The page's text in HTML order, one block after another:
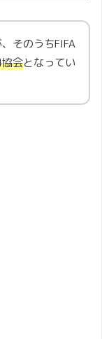
そのうちFIFA
会となってい